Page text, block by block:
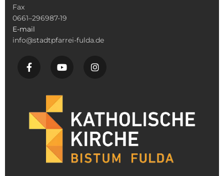
Fax
0661–296987-19
E-mail
info@stadtpfarrei-fulda.de